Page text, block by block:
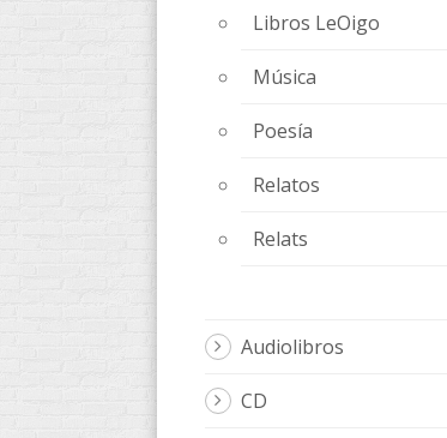
Libros LeOigo
Música
Poesía
Relatos
Relats
Audiolibros
CD